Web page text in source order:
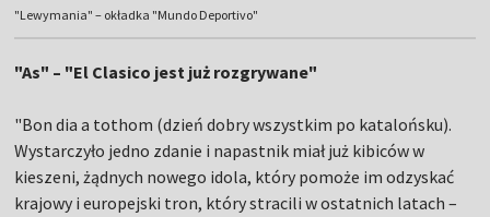
"Lewymania" – okładka "Mundo Deportivo"
"As" – "El Clasico jest już rozgrywane"
"Bon dia a tothom (dzień dobry wszystkim po katalońsku).
Wystarczyło jedno zdanie i napastnik miał już kibiców w
kieszeni, żądnych nowego idola, który pomoże im odzyskać
krajowy i europejski tron, który stracili w ostatnich latach –